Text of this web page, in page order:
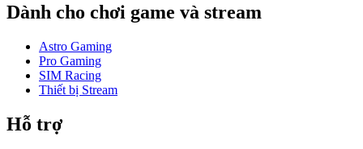
Dành cho chơi game và stream
Astro Gaming
Pro Gaming
SIM Racing
Thiết bị Stream
Hỗ trợ